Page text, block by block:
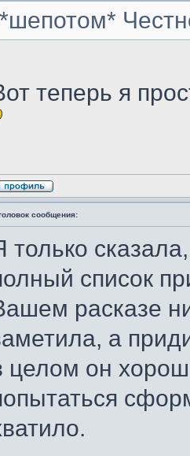
*шепотом*
теперь я
сообщения:
только
список
расказе
а
целом он